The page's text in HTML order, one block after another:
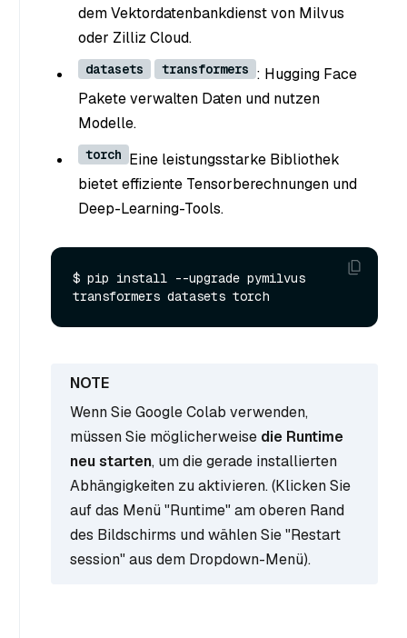
dem Vektordatenbankdienst von Milvus
oder Zilliz Cloud.
datasets transformers : Hugging Face
Pakete verwalten Daten und nutzen
Modelle.
torch Eine leistungsstarke Bibliothek
bietet effiziente Tensorberechnungen und
Deep-Learning-Tools.
$ pip install --upgrade pymilvus
Wenn Sie Google Colab verwenden,
müssen Sie möglicherweise die Runtime
neu starten, um die gerade installierten
Abhängigkeiten zu aktivieren. (Klicken Sie
auf das Menü "Runtime" am oberen Rand
des Bildschirms und wählen Sie "Restart
session" aus dem Dropdown-Menü).